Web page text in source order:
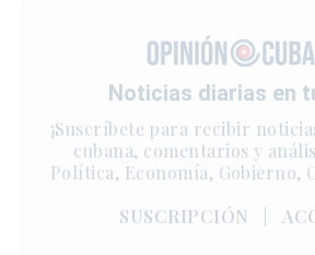
Noticias diarias en
¡Suscríbete para recibir
cubana, comentarios y
Política, Economía, Gobierno,
SUSCRIPCIÓN